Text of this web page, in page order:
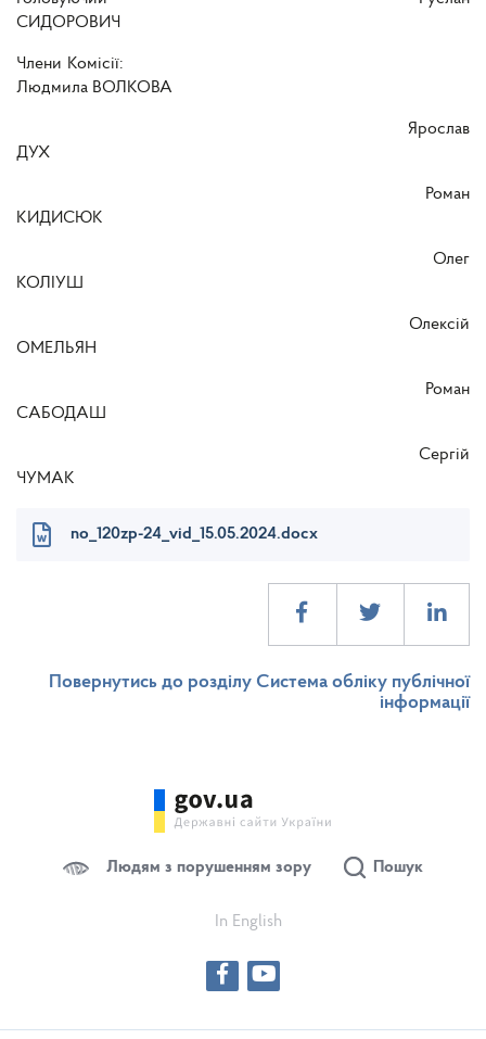
СИДОРОВИЧ
Члени Комісії:
Людмила ВОЛКОВА
Ярослав
ДУХ
Роман
КИДИСЮК
Олег
КОЛІУШ
Олексій
ОМЕЛЬЯН
Роман
САБОДАШ
Сергій
ЧУМАК
no_120zp-24_vid_15.05.2024.docx
Повернутись до розділу Система обліку публічної
інформації
Людям з порушенням зору Пошук
In English